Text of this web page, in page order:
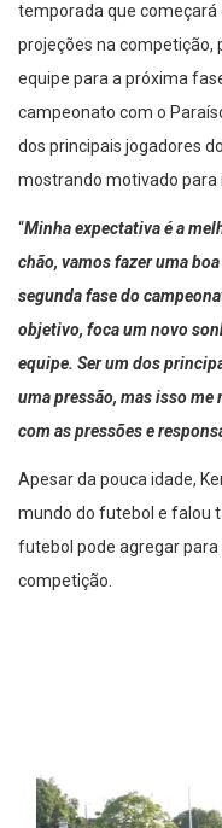
temporada que começará
projeções na competição,
equipe para a próxima
campeonato com o
dos principais jogadores
mostrando motivado para
“Minha expectativa é a
chão, vamos fazer uma
segunda fase do
objetivo, foca um novo
equipe. Ser um dos
uma pressão, mas isso
com as pressões e
Apesar da pouca idade,
mundo do futebol e falou
futebol pode agregar para
competição.